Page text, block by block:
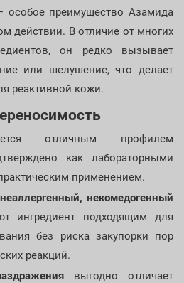
преимущество Азамида
действии. В отличие от многих
он редко вызывает
или шелушение, что делает
реактивной кожи.
отличным профилем
как лабораторными
применением.
некомедогенный
ингредиент подходящим для
без риска закупорки пор
реакций.
выгодно отличает